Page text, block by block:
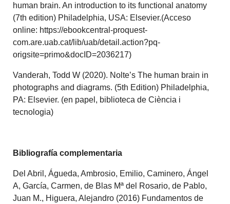
human brain. An introduction to its functional anatomy
(7th edition) Philadelphia, USA: Elsevier.(Acceso
online: https://ebookcentral-proquest-
com.are.uab.cat/lib/uab/detail.action?pq-
origsite=primo&docID=2036217)
Vanderah, Todd W (2020). Nolte’s The human brain in
photographs and diagrams. (5th Edition) Philadelphia,
PA: Elsevier. (en papel, biblioteca de Ciència i
tecnologia)
Bibliografía complementaria
Del Abril, Águeda, Ambrosio, Emilio, Caminero, Ángel
A, García, Carmen, de Blas Mª del Rosario, de Pablo,
Juan M., Higuera, Alejandro (2016) Fundamentos de